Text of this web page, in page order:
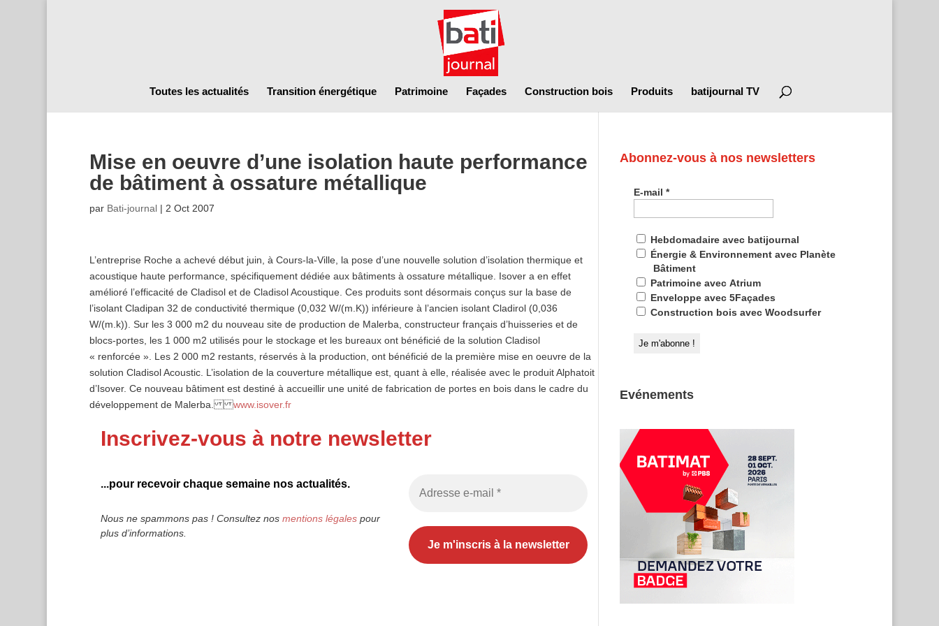
Toutes les actualités Transition énergétique Patrimoine Façades Construction bois Produits batijournal TV
Mise en oeuvre d’une isolation haute performance
de bâtiment à ossature métallique
par Bati-journal| 2 Oct 2007
L’entreprise Roche a achevé début juin, à Cours-la-Ville, la pose d’une nouvelle solution d’isolation thermique et
acoustique haute performance, spécifiquement dédiée aux bâtiments à ossature métallique. Isover a en effet
amélioré l’efficacité de Cladisol et de Cladisol Acoustique. Ces produits sont désormais conçus sur la base de
l’isolant Cladipan 32 de conductivité thermique (0,032 W/(m.K)) inférieure à l’ancien isolant Cladirol (0,036
W/(m.k)). Sur les 3 000 m2 du nouveau site de production de Malerba, constructeur français d’huisseries et de
blocs-portes, les 1 000 m2 utilisés pour le stockage et les bureaux ont bénéficié de la solution Cladisol
« renforcée ». Les 2 000 m2 restants, réservés à la production, ont bénéficié de la première mise en oeuvre de la
solution Cladisol Acoustic. L’isolation de la couverture métallique est, quant à elle, réalisée avec le produit Alphatoit
d’Isover. Ce nouveau bâtiment est destiné à accueillir une unité de fabrication de portes en bois dans le cadre du
développement de Malerba.www.isover.fr
Inscrivez-vous à notre newsletter
...pour recevoir chaque semaine nos actualités.
Nous ne spammons pas ! Consultez nos mentions légalespour
plus d’informations.
Abonnez-vous à nos newsletters
E-mail*
Hebdomadaire avec batijournal
Énergie & Environnement avec Planète
Bâtiment
Patrimoine avec Atrium
Enveloppe avec 5Façades
Construction bois avec Woodsurfer
Evénements